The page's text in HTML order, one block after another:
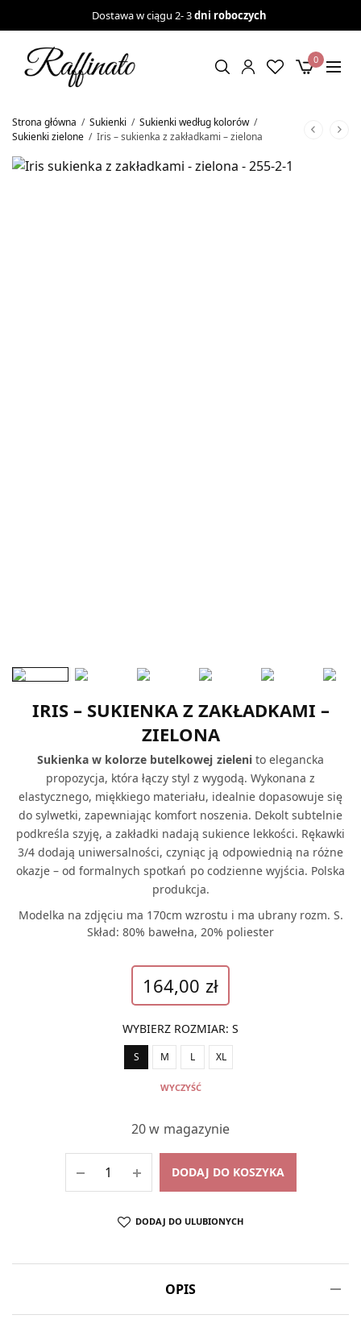
Dostawa w ciągu 2- 3dni roboczych
0
Strona główna / Sukienki / Sukienki według kolorów /
Sukienki zielone / Iris – sukienka z zakładkami – zielona
IRIS – SUKIENKA Z ZAKŁADKAMI –
ZIELONA
Sukienka w kolorze butelkowej zielenito elegancka
propozycja, która łączy styl z wygodą. Wykonana z
elastycznego, miękkiego materiału, idealnie dopasowuje się
do sylwetki, zapewniając komfort noszenia. Dekolt subtelnie
podkreśla szyję, a zakładki nadają sukience lekkości. Rękawki
3/4 dodają uniwersalności, czyniąc ją odpowiednią na różne
okazje – od formalnych spotkań po codzienne wyjścia. Polska
produkcja.
Modelka na zdjęciu ma 170cm wzrostu i ma ubrany rozm. S.
Skład: 80% bawełna, 20% poliester
164,00 zł
WYBIERZ ROZMIAR: S
S M L XL
WYCZYŚĆ
20 w magazynie
DODAJ DO KOSZYKA
DODAJ DO ULUBIONYCH
OPIS